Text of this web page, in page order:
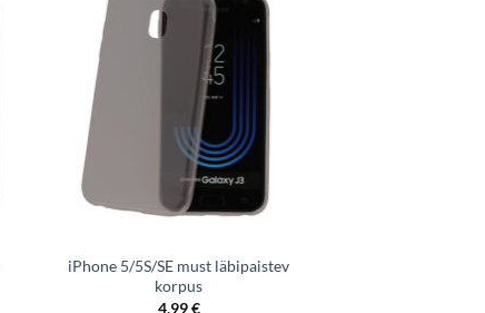
iPhone 5/5S/SE must läbipaistev
korpus
4,99€